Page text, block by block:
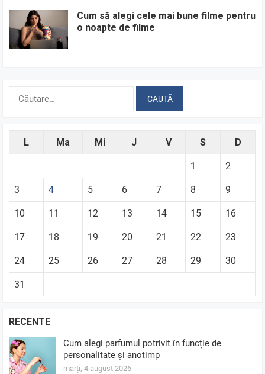
Cum să alegi cele mai bune filme pentru
o noapte de filme
Caută
L Ma Mi J V S D
1 2
3 4 5 6 7 8 9
10 11 12 13 14 15 16
17 18 19 20 21 22 23
24 25 26 27 28 29 30
31
RECENTE
Cum alegi parfumul potrivit în funcție de
personalitate și anotimp
marți, 4 august 2026